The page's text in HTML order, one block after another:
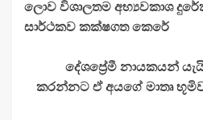
Reading
ලොව විශාලතම අභ්‍යවකාශ
සාර්ථකව කක්ෂගත කෙරේ
දේශප්‍රේමී නායකයන්
කරන්නට ඒ අයගේ මාතෘ